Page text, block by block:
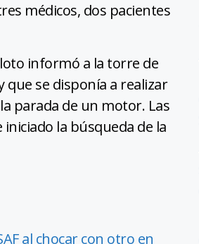
médicos, dos pacientes
informó a la torre de
se disponía a realizar
parada de un motor. Las
la búsqueda de la
al chocar con otro en